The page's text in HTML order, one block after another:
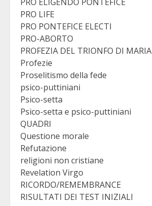
PRO LIFE
PRO PONTEFICE ELECTI
PRO-ABORTO
PROFEZIA DEL TRIONFO DI MARIA
Profezie
Proselitismo della fede
psico-puttiniani
Psico-setta
Psico-setta e psico-puttiniani
QUADRI
Questione morale
Refutazione
religioni non cristiane
Revelation Virgo
RICORDO/REMEMBRANCE
RISULTATI DEI TEST INIZIALI